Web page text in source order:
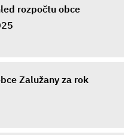
rozpočtu obce
Zalužany za rok